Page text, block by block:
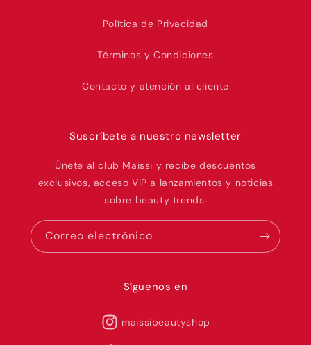
Política de Privacidad
Términos y Condiciones
Contacto y atención al cliente
Suscríbete a nuestro newsletter
Únete al club Maissi y recibe descuentos
exclusivos, acceso VIP a lanzamientos y noticias
sobre beauty trends.
Correo electrónico
Síguenos en
maissibeautyshop